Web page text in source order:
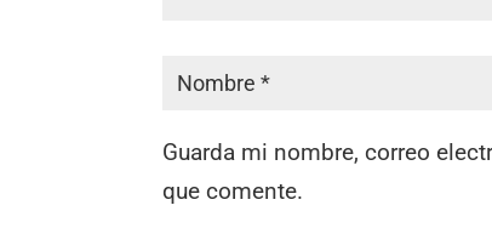
Guarda mi nombre, correo
que comente.